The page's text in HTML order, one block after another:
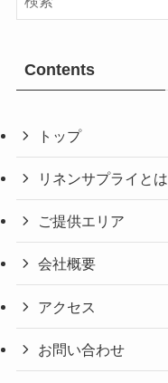
Contents
トップ
リネンサプライとは
ご提供エリア
会社概要
アクセス
お問い合わせ